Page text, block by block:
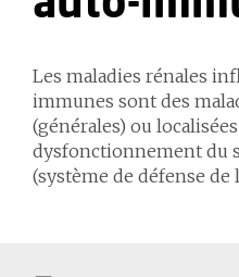
Les maladies rénales
immunes sont des
(générales) ou
dysfonctionnement du
(système de défense de